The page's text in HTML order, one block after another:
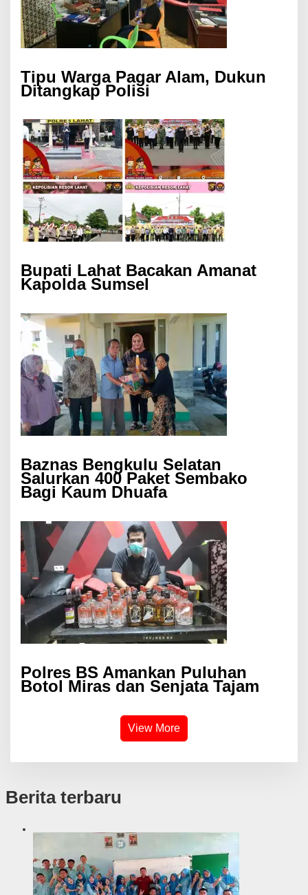
Tipu Warga Pagar Alam, Dukun
Ditangkap Polisi
Bupati Lahat Bacakan Amanat
Kapolda Sumsel
Baznas Bengkulu Selatan
Salurkan 400 Paket Sembako
Bagi Kaum Dhuafa
Polres BS Amankan Puluhan
Botol Miras dan Senjata Tajam
View More
Berita terbaru